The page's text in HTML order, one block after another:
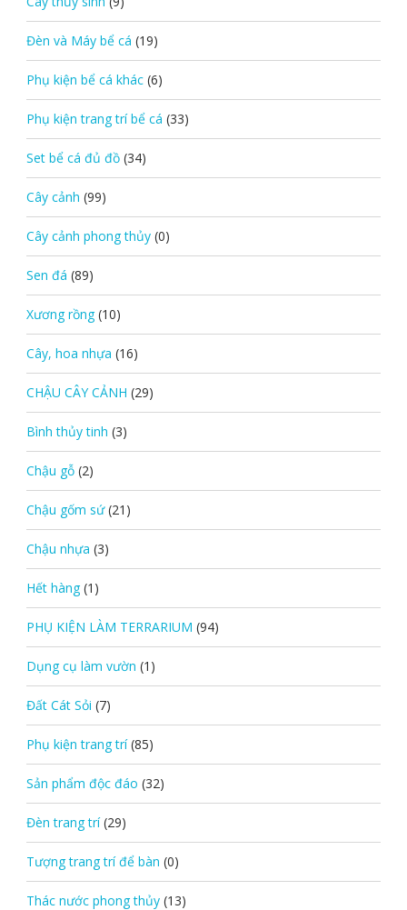
Đèn và Máy bể cá (19)
Phụ kiện bể cá khác (6)
Phụ kiện trang trí bể cá (33)
Set bể cá đủ đồ (34)
Cây cảnh (99)
Cây cảnh phong thủy (0)
Sen đá (89)
Xương rồng (10)
Cây, hoa nhựa (16)
CHẬU CÂY CẢNH (29)
Bình thủy tinh (3)
Chậu gỗ (2)
Chậu gốm sứ (21)
Chậu nhựa (3)
Hết hàng (1)
PHỤ KIỆN LÀM TERRARIUM (94)
Dụng cụ làm vườn (1)
Đất Cát Sỏi (7)
Phụ kiện trang trí (85)
Sản phẩm độc đáo (32)
Đèn trang trí (29)
Tượng trang trí để bàn (0)
Thác nước phong thủy (13)